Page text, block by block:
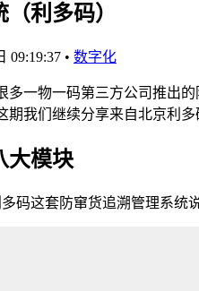
利多码）
09:19:37 • 数字化
多一物一码第三方公司推出
期我们继续分享来自北京利
大模块
这套防窜货追溯管理系统